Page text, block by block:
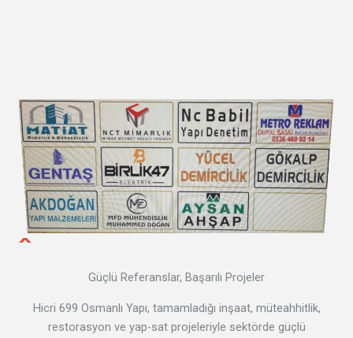
Güçlü Referanslar, Başarılı Projeler
Hicri 699 Osmanlı Yapı, tamamladığı inşaat, müteahhitlik,
restorasyon ve yap-sat projeleriyle sektörde güçlü